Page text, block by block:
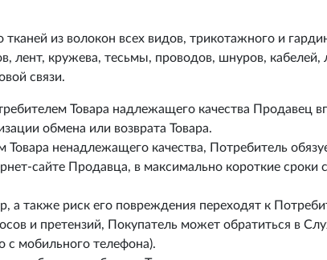
из волокон всех видов, трикотажного и
лент, кружева, тесьмы, проводов, шнуров, кабелей,
связи.
Товара надлежащего качества Продавец
обмена или возврата Товара.
ненадлежащего качества, Потребитель
сайте Продавца, в максимально короткие сроки
а также риск его повреждения переходят к
и претензий, Покупатель может обратиться в
с мобильного телефона).